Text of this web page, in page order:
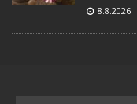
8.8.2026